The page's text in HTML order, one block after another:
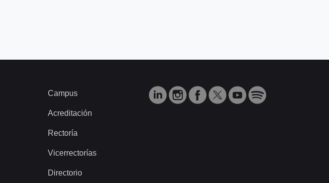
Campus
Acreditación
Rectoría
Vicerrectorías
Directorio